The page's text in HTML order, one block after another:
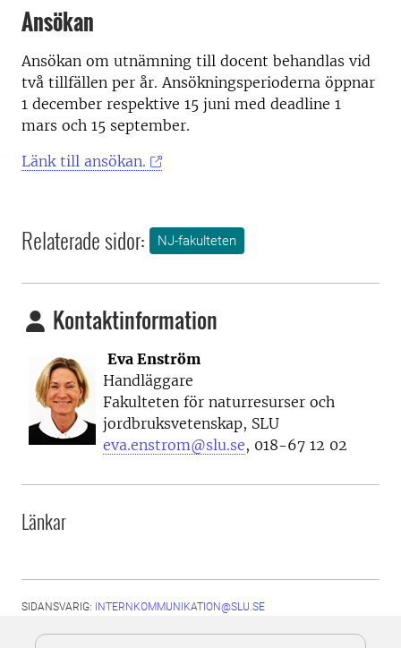
Ansökan
Ansökan om utnämning till docent behandlas vid
två tillfällen per år. Ansökningsperioderna öppnar
1 december respektive 15 juni med deadline 1
mars och 15 september.
Länk till ansökan.
Relaterade sidor: NJ-fakulteten
Kontaktinformation
Eva Enström
Handläggare
Fakulteten för naturresurser och
jordbruksvetenskap, SLU
eva.enstrom@slu.se, 018-67 12 02
Länkar
SIDANSVARIG: INTERNKOMMUNIKATION@SLU.SE